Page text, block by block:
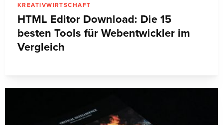
KREATIVWIRTSCHAFT
HTML Editor Download: Die 15
besten Tools für Webentwickler im
Vergleich